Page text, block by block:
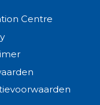
Centre